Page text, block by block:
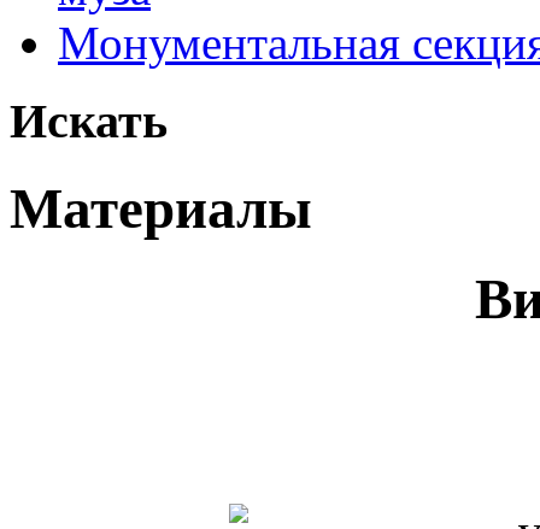
Монументальная
Искать
Материалы